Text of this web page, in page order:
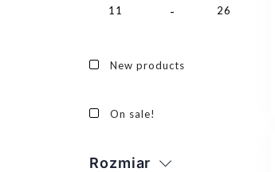
11 26
New products
On sale!
Rozmiar